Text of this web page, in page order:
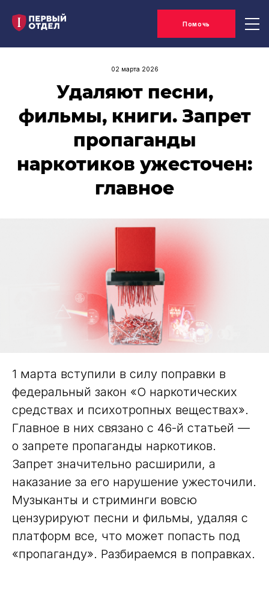
Помочь
02 марта 2026
Удаляют песни,
фильмы, книги. Запрет
пропаганды
наркотиков ужесточен:
главное
1 марта вступили в силу поправки в
федеральный закон «О наркотических
средствах и психотропных веществах».
Главное в них связано с 46-й статьей —
о запрете пропаганды наркотиков.
Запрет значительно расширили, а
наказание за его нарушение ужесточили.
Музыканты и стриминги вовсю
цензурируют песни и фильмы, удаляя с
платформ все, что может попасть под
«пропаганду». Разбираемся в поправках.